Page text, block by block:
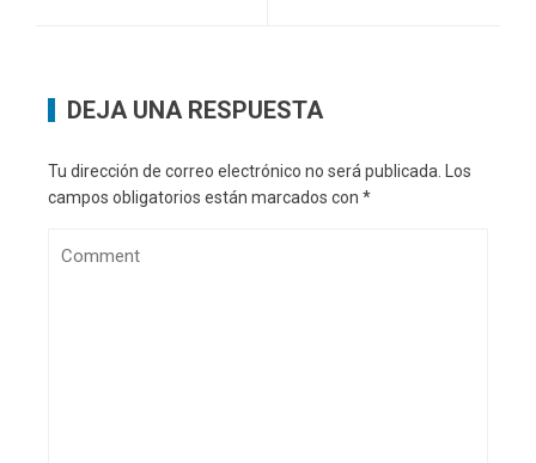
DEJA UNA RESPUESTA
Tu dirección de correo electrónico no será publicada.
Los
campos obligatorios están marcados con *